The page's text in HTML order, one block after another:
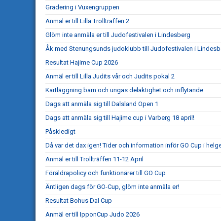
Gradering i Vuxengruppen
Anmäl er till Lilla Trollträffen 2
Glöm inte anmäla er till Judofestivalen i Lindesberg
Åk med Stenungsunds judoklubb till Judofestivalen i
Resultat Hajime Cup 2026
Anmäl er till Lilla Judits vår och Judits pokal 2
Kartläggning barn och ungas delaktighet och inflytande
Dags att anmäla sig till Dalsland Open 1
Dags att anmäla sig till Hajime cup i Varberg 18 april!
Påskledigt
Då var det dax igen! Tider och information inför GO Cup i
Anmäl er till Trollträffen 11-12 April
Föräldrapolicy och funktionärer till GO Cup
Äntligen dags för GO-Cup, glöm inte anmäla er!
Resultat Bohus Dal Cup
Anmäl er till IpponCup Judo 2026